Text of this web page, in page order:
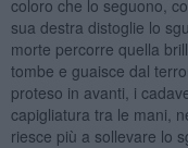
coloro che lo seguono,
sua destra distoglie lo
morte percorre quella
tombe e guaisce dal
proteso in avanti, i
capigliatura tra le mani,
riesce più a sollevare lo